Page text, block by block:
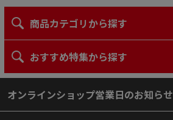
商品カテゴリから探す
おすすめ特集から探す
オンラインショップ営業日のお知らせ